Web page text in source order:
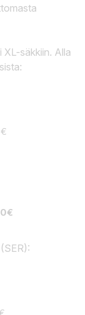
säkkiin. Alla